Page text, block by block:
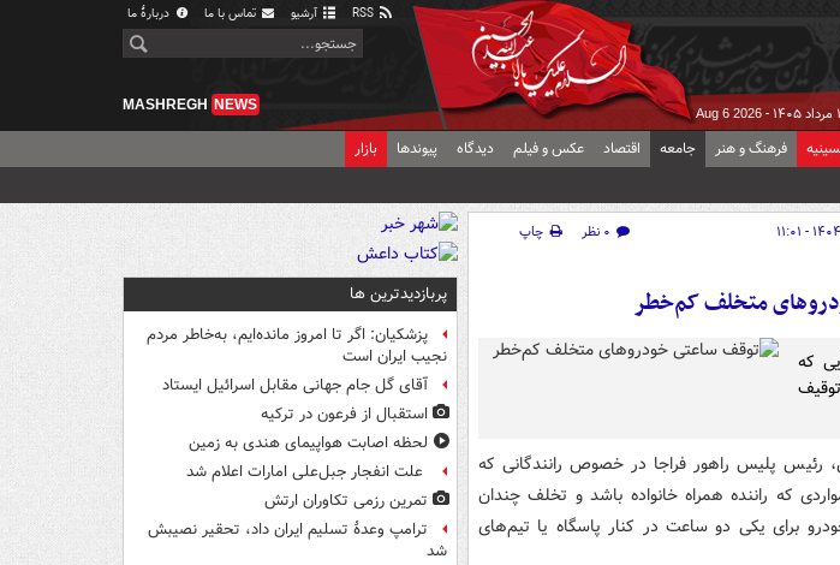
آرشیو تماس با ما دربارهٔ ما
Aug 6 2026
MASHREGH NEWS
فرهنگ و هنر جامعه اقتصاد عکس و فیلم دیدگاه پیوندها بازار
۰ نظر
چاپ
متخلف کم‌خطر
که
رئیس پلیس راهور فراجا در خصوص رانندگانی که
که راننده همراه خانواده باشد و تخلف چندان
برای یکی دو ساعت در کنار پاسگاه یا تیم‌های
پربازدیدترین ها
پزشکیان: اگر تا امروز مانده‌ایم، به‌خاطر مردم
نجیب ایران است
آقای گل جام جهانی مقابل اسرائیل ایستاد
استقبال از فرعون در ترکیه
لحظه اصابت هواپیمای هندی به زمین
علت انفجار جبل‌علی امارات اعلام شد
تمرین رزمی تکاوران ارتش
ترامپ وعدۀ تسلیم ایران داد، تحقیر نصیبش
شد